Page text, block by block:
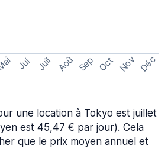
Jui Juil Aoû Sep Oct Nov Déc
une location à Tokyo est juillet
est 45,47 € par jour). Cela
que le prix moyen annuel et